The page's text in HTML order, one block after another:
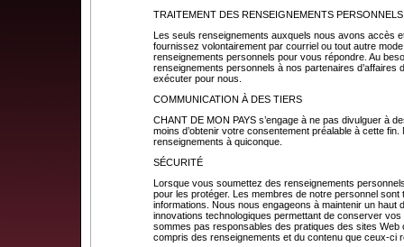
TRAITEMENT DES RENSEIGNEMENTS PERSONNELS
Les seuls renseignements auxquels nous avons accès
fournissez volontairement par courriel ou tout autre
renseignements personnels pour vous répondre. Au
renseignements personnels à nos partenaires
exécuter pour nous.
COMMUNICATION À DES TIERS
CHANT DE MON PAYS s’engage à ne pas divulguer à
moins d’obtenir votre consentement préalable à cette
renseignements à quiconque.
SÉCURITÉ
Lorsque vous soumettez des renseignements
pour les protéger. Les membres de notre personnel
informations. Nous nous engageons à maintenir un haut
innovations technologiques permettant de conserver
sommes pas responsables des pratiques des sites
compris des renseignements et du contenu que ceux-ci